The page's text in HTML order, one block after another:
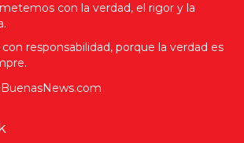
con la verdad, el rigor y la
responsabilidad, porque la verdad es